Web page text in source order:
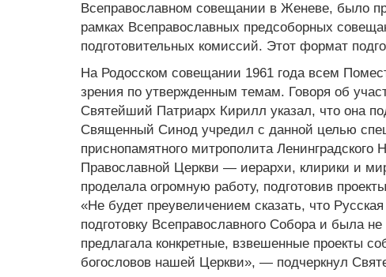
Всеправославном совещании в Женеве, было
рамках Всеправославных предсоборных
подготовительных комиссий. Этот формат
На Родосском совещании 1961 года всем
зрения по утвержденным темам. Говоря об
Святейший Патриарх Кирилл указал, что она
Священный Синод учредил с данной целью
приснопамятного митрополита
Православной Церкви — иерархи, клирики и
проделала огромную работу, подготовив
«Не будет преувеличением сказать, что
подготовку Всеправославного Собора и была
предлагала конкретные, взвешенные проекты
богословов нашей Церкви», — подчеркнул